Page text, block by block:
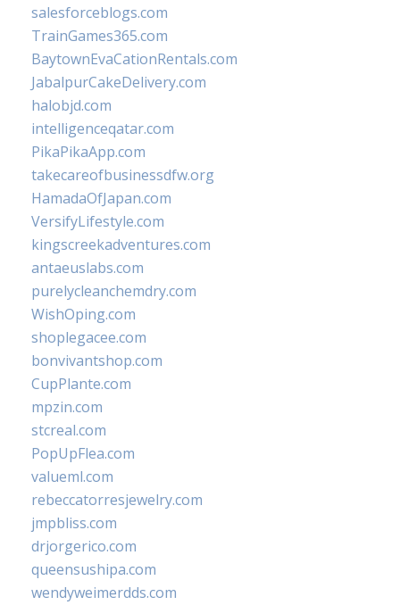
salesforceblogs.com
TrainGames365.com
BaytownEvaCationRentals.com
JabalpurCakeDelivery.com
halobjd.com
intelligenceqatar.com
PikaPikaApp.com
takecareofbusinessdfw.org
HamadaOfJapan.com
VersifyLifestyle.com
kingscreekadventures.com
antaeuslabs.com
purelycleanchemdry.com
WishOping.com
shoplegacee.com
bonvivantshop.com
CupPlante.com
mpzin.com
stcreal.com
PopUpFlea.com
valueml.com
rebeccatorresjewelry.com
jmpbliss.com
drjorgerico.com
queensushipa.com
wendyweimerdds.com